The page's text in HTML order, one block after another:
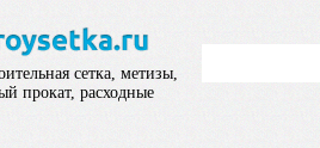
сетка, метизы,
прокат, расходные